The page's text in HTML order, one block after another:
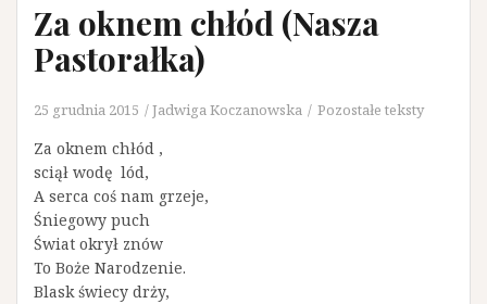
Za oknem chłód (Nasza
Pastorałka)
25 grudnia 2015 Jadwiga Koczanowska Pozostałe teksty
Za oknem chłód ,
sciął wodę lód,
A serca coś nam grzeje,
Śniegowy puch
Świat okrył znów
To Boże Narodzenie.
Blask świecy drży,